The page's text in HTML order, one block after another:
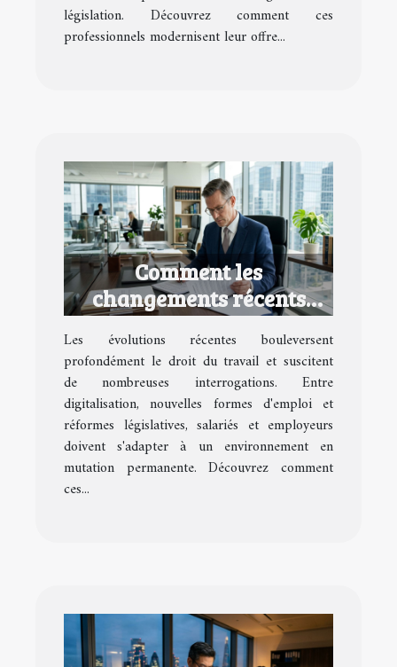
législation. Découvrez comment ces
professionnels modernisent leur offre...
Comment les
changements récents
impactent-ils le droit du
travail ?
Les évolutions récentes bouleversent
profondément le droit du travail et suscitent
de nombreuses interrogations. Entre
digitalisation, nouvelles formes d'emploi et
réformes législatives, salariés et employeurs
doivent s'adapter à un environnement en
mutation permanente. Découvrez comment
ces...